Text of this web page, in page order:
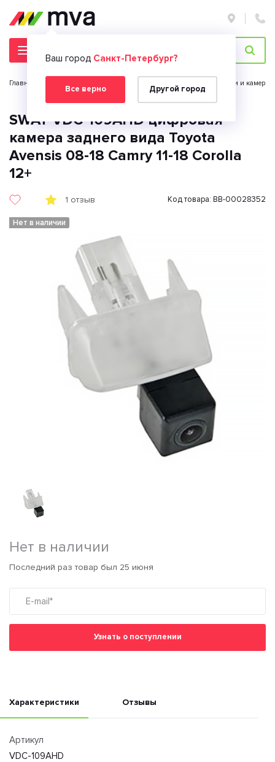
Ваш город Санкт-Петербург?
Все верно Другой город
Главная страница Парктроники и камеры
SWAT VDC-109AHD цифровая
камера заднего вида Toyota
Avensis 08-18 Camry 11-18 Corolla
12+
1 отзыв Код товара: BB-00028352
Нет в наличии
Нет в наличии
Последний раз товар был 25 июня
Узнать о поступлении
Характеристики Отзывы
Артикул
VDC-109AHD